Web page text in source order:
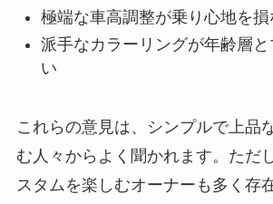
極端な車高調整が乗り心地を損
派手なカラーリングが年齢層
い
これらの意見は、シンプルで上品
む人々からよく聞かれます。ただ
スタムを楽しむオーナーも多く存